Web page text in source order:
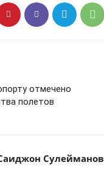
отмечено
полетов
Сулейманов